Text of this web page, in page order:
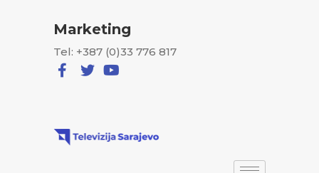
Marketing
Tel: +387 (0)33 776 817